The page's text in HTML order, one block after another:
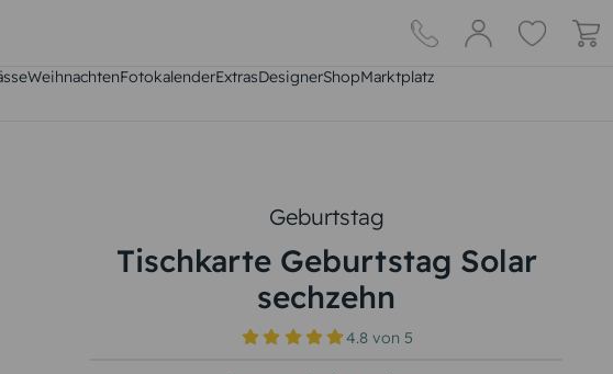
WeihnachtenFotokalenderExtrasDesignerShopMarktplatz
Geburtstag
Tischkarte Geburtstag Solar
sechzehn
4.8von 5